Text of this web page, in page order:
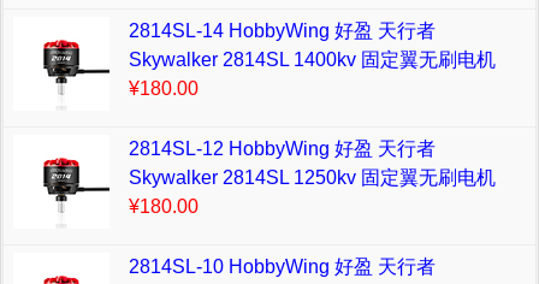
2814SL-14 HobbyWing 好盈 天行者
Skywalker 2814SL 1400kv 固定翼无刷电机
¥180.00
2814SL-12 HobbyWing 好盈 天行者
Skywalker 2814SL 1250kv 固定翼无刷电机
¥180.00
2814SL-10 HobbyWing 好盈 天行者